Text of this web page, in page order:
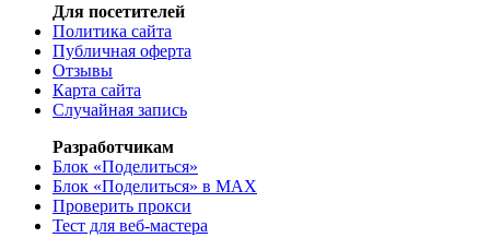
Для посетителей
Политика сайта
Публичная оферта
Отзывы
Карта сайта
Случайная запись
Разработчикам
Блок «Поделиться»
Блок «Поделиться» в MAX
Проверить прокси
Тест для веб-мастера